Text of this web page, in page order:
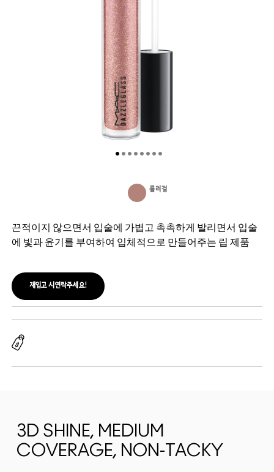
끈적이지 않으면서 입술에 가볍고 촉촉하게 발리면서 입술
에 빛과 윤기를 부여하여 입체적으로 만들어주는 립 제품
롤러걸
재입고 시 연락주세요!
3D SHINE, MEDIUM
COVERAGE, NON-TACKY